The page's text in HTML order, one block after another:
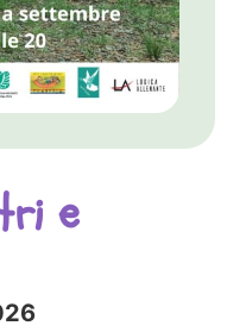
e
- current view